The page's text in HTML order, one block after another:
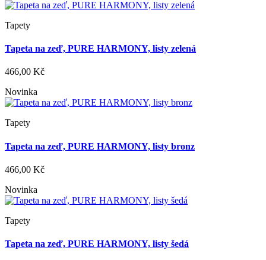
Tapety
Tapeta na zeď, PURE HARMONY, listy zelená
466,00 Kč
Novinka
Tapety
Tapeta na zeď, PURE HARMONY, listy bronz
466,00 Kč
Novinka
Tapety
Tapeta na zeď, PURE HARMONY, listy šedá